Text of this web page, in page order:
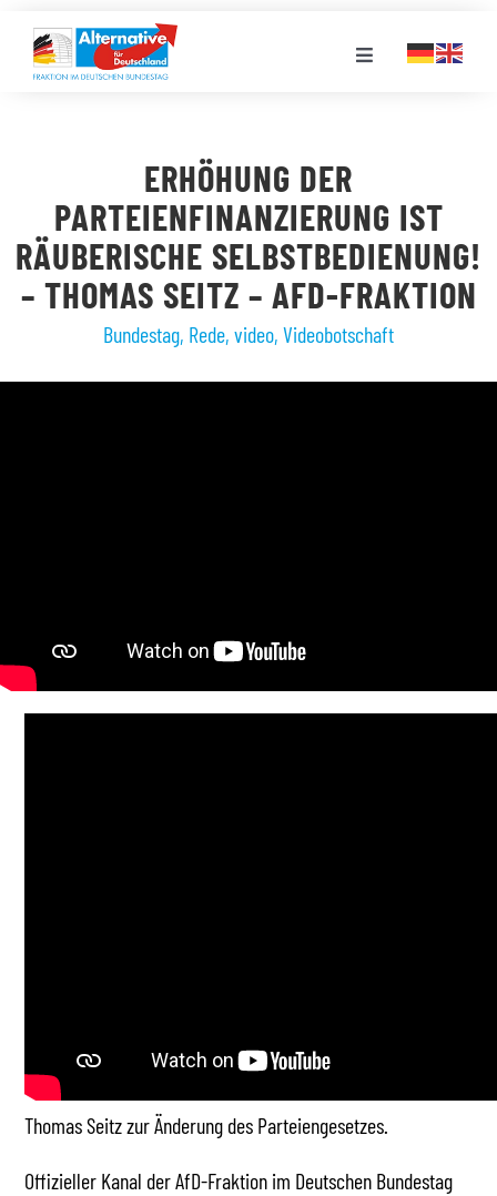
Inhalt
springen
Toggle
LANDESGRUPPEN
VERANSTALTUNGEN
ERHÖHUNG DER
PARTEIENFINANZIERUNG IST
RÄUBERISCHE SELBSTBEDIENUNG!
– THOMAS SEITZ – AFD-FRAKTION
Bundestag, Rede, video, Videobotschaft
Thomas Seitz zur Änderung des Parteiengesetzes.
Offizieller Kanal der AfD-Fraktion im Deutschen Bundestag